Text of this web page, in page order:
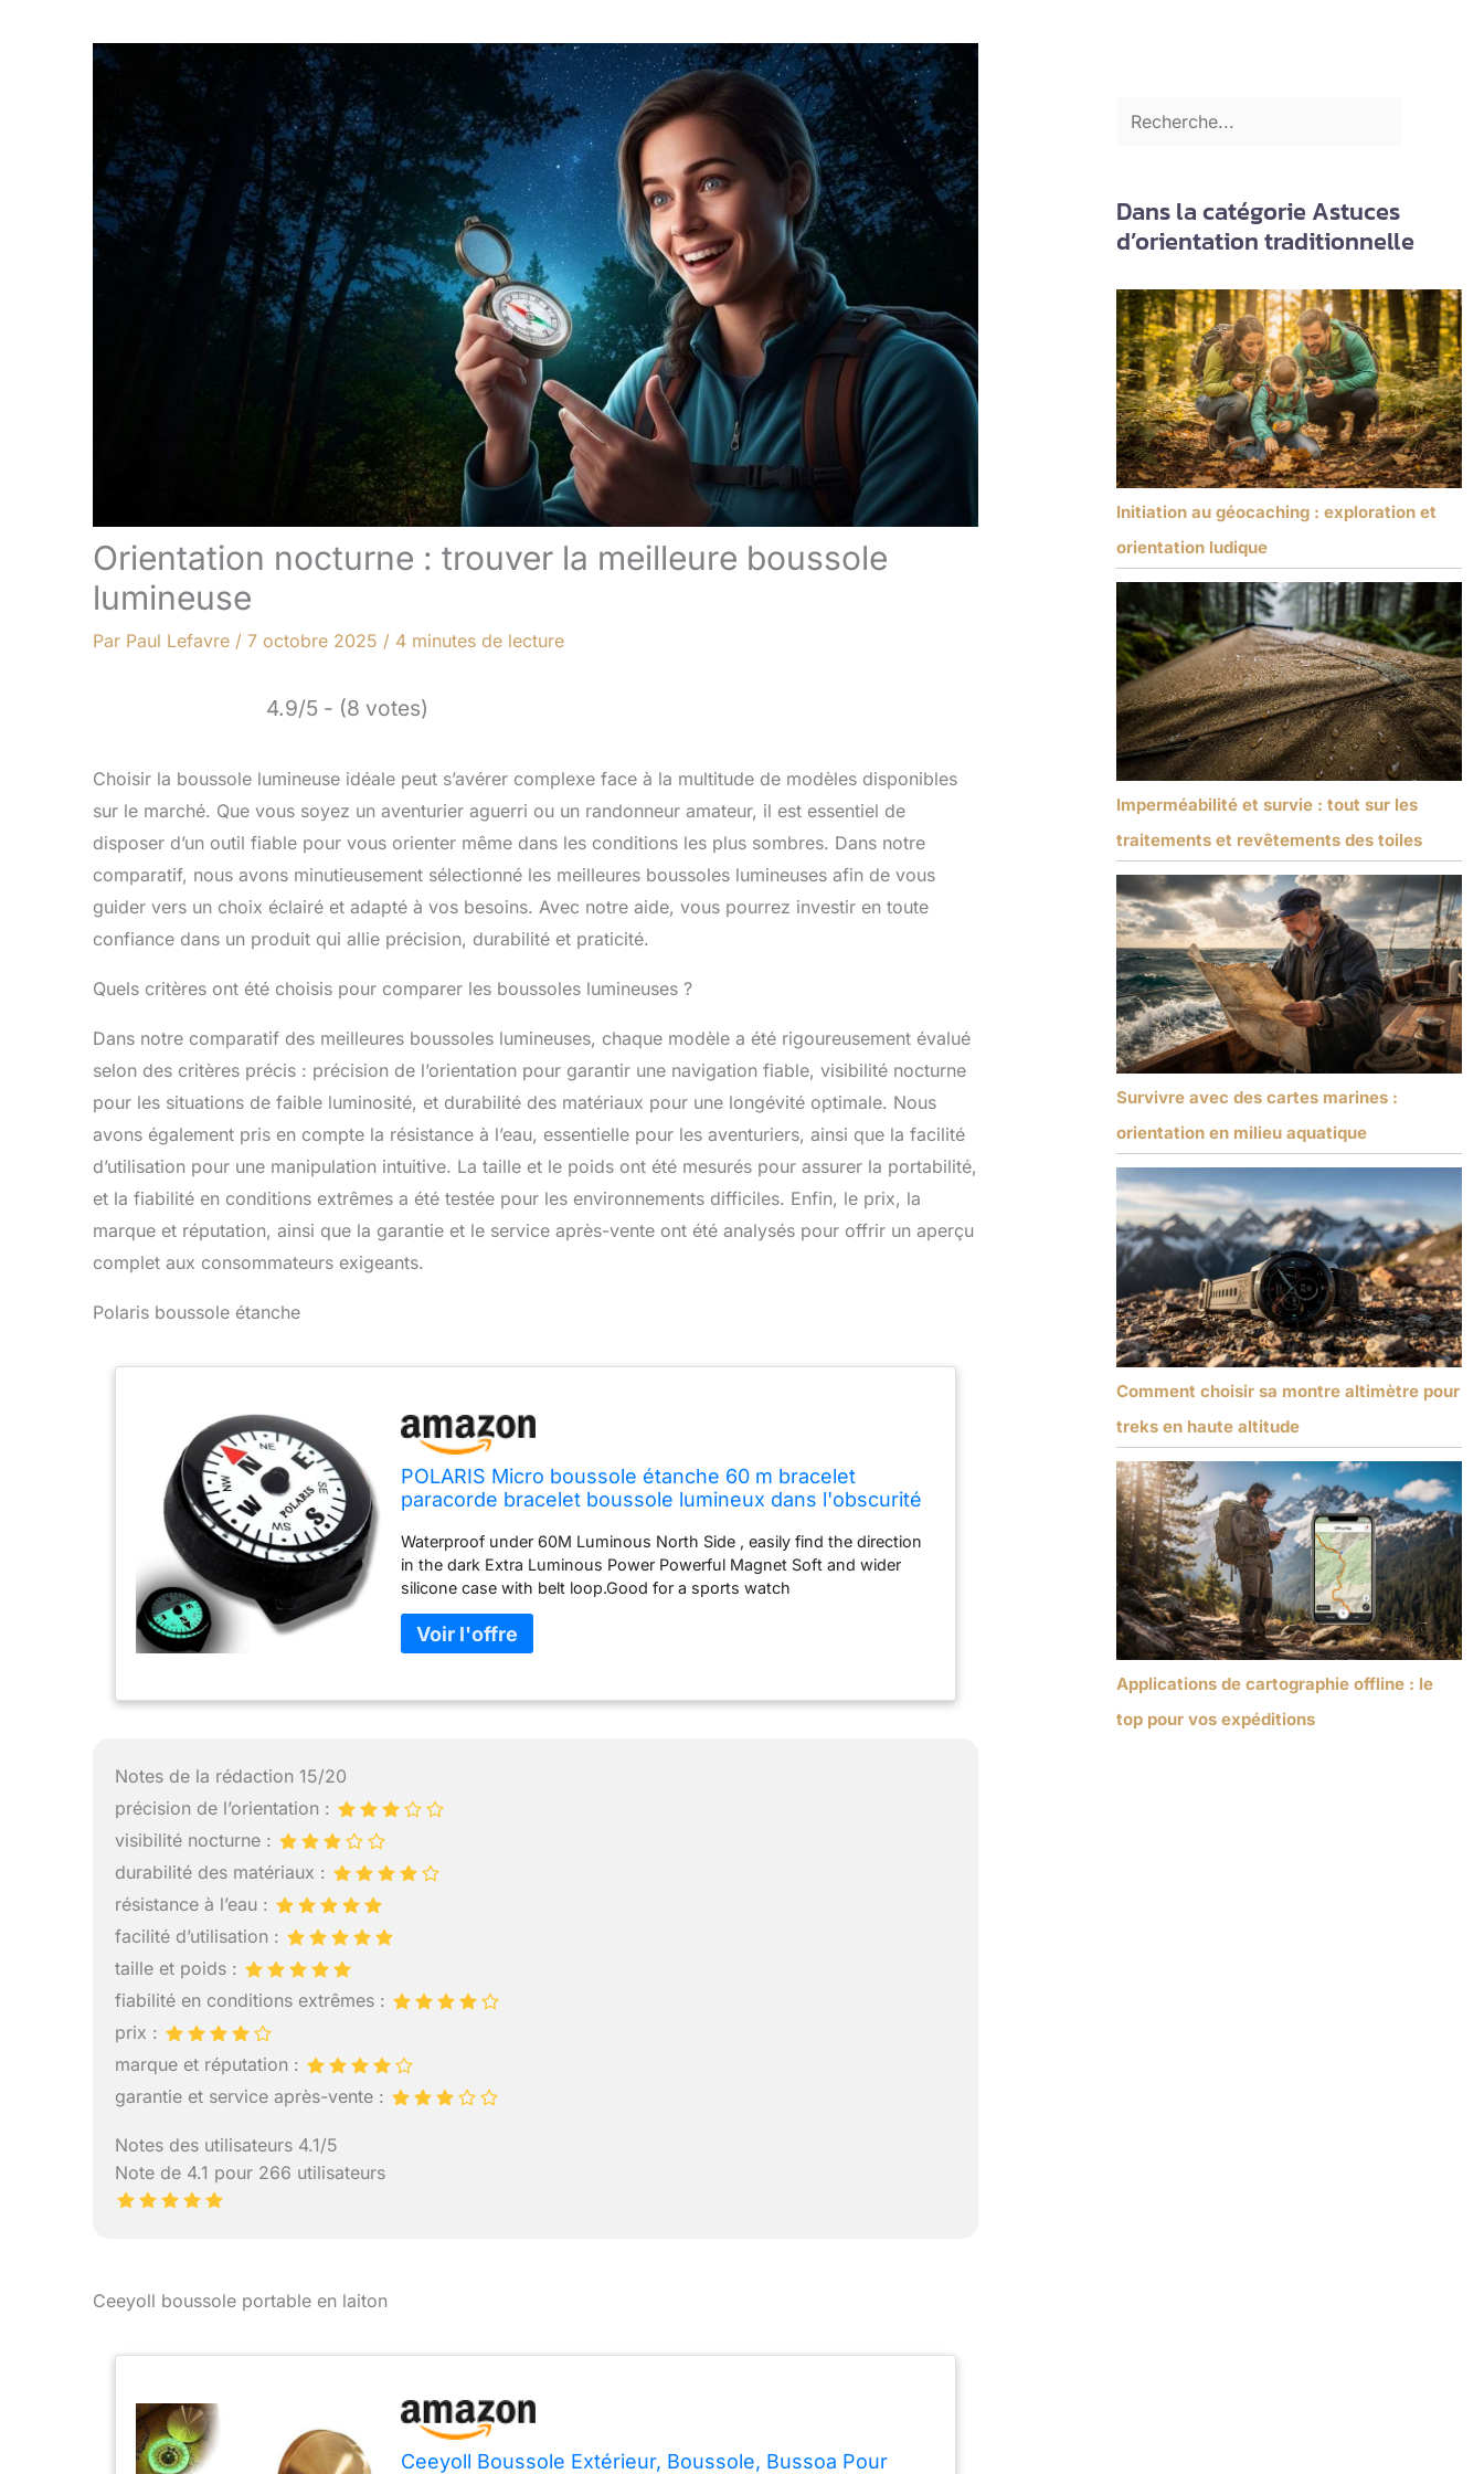
Orientation nocturne : trouver la meilleure boussole
lumineuse
Par Paul Lefavre / 7 octobre 2025 / 4 minutes de lecture
4.9/5 - (8 votes)
Choisir la boussole lumineuse idéale peut s’avérer complexe face à la multitude de modèles disponibles
sur le marché. Que vous soyez un aventurier aguerri ou un randonneur amateur, il est essentiel de
disposer d’un outil fiable pour vous orienter même dans les conditions les plus sombres. Dans notre
comparatif, nous avons minutieusement sélectionné les meilleures boussoles lumineuses afin de vous
guider vers un choix éclairé et adapté à vos besoins. Avec notre aide, vous pourrez investir en toute
confiance dans un produit qui allie précision, durabilité et praticité.
Quels critères ont été choisis pour comparer les boussoles lumineuses ?
Dans notre comparatif des meilleures boussoles lumineuses, chaque modèle a été rigoureusement évalué
selon des critères précis : précision de l’orientation pour garantir une navigation fiable, visibilité nocturne
pour les situations de faible luminosité, et durabilité des matériaux pour une longévité optimale. Nous
avons également pris en compte la résistance à l’eau, essentielle pour les aventuriers, ainsi que la facilité
d’utilisation pour une manipulation intuitive. La taille et le poids ont été mesurés pour assurer la portabilité,
et la fiabilité en conditions extrêmes a été testée pour les environnements difficiles. Enfin, le prix, la
marque et réputation, ainsi que la garantie et le service après-vente ont été analysés pour offrir un aperçu
complet aux consommateurs exigeants.
Polaris boussole étanche
POLARIS Micro boussole étanche 60 m bracelet
paracorde bracelet boussole lumineux dans l'obscurité
sous-marine
Waterproof under 60M Luminous North Side , easily find the direction
in the dark Extra Luminous Power Powerful Magnet Soft and wider
silicone case with belt loop.Good for a sports watch
Notes de la rédaction 15/20
précision de l’orientation :
visibilité nocturne :
durabilité des matériaux :
résistance à l’eau :
facilité d’utilisation :
taille et poids :
fiabilité en conditions extrêmes :
prix :
marque et réputation :
garantie et service après-vente :
Notes des utilisateurs 4.1/5
Note de 4.1 pour 266 utilisateurs
Ceeyoll boussole portable en laiton
Ceeyoll Boussole Extérieur, Boussole, Bussoa Pour
Dans la catégorie Astuces
d’orientation traditionnelle
Initiation au géocaching : exploration et
orientation ludique
Imperméabilité et survie : tout sur les
traitements et revêtements des toiles
Survivre avec des cartes marines :
orientation en milieu aquatique
Comment choisir sa montre altimètre pour
treks en haute altitude
Applications de cartographie offline : le
top pour vos expéditions